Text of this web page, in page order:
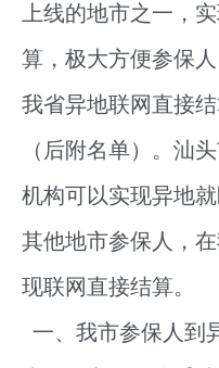
上线的地市之一，
算，极大方便参保人
我省异地联网直接
（后附名单）。汕
机构可以实现异地
其他地市参保人，
现联网直接结算。
一、我市参保人到